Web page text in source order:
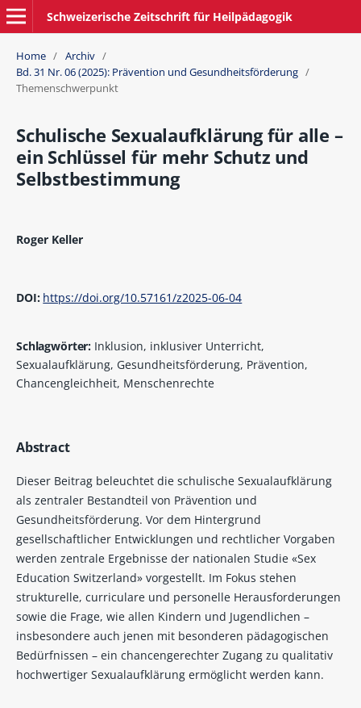
Schweizerische Zeitschrift für Heilpädagogik
Home / Archiv /
Bd. 31 Nr. 06 (2025): Prävention und Gesundheitsförderung /
Themenschwerpunkt
Schulische Sexualaufklärung für alle –
ein Schlüssel für mehr Schutz und
Selbstbestimmung
Roger Keller
DOI: https://doi.org/10.57161/z2025-06-04
Schlagwörter: Inklusion, inklusiver Unterricht,
Sexualaufklärung, Gesundheitsförderung, Prävention,
Chancengleichheit, Menschenrechte
Abstract
Dieser Beitrag beleuchtet die schulische Sexualaufklärung
als zentraler Bestandteil von Prävention und
Gesundheitsförderung. Vor dem Hintergrund
gesellschaftlicher Entwicklungen und rechtlicher Vorgaben
werden zentrale Ergebnisse der nationalen Stu­die «Sex
Education Switzerland» vorgestellt. Im Fokus stehen
strukturelle, curriculare und personelle Herausforderungen
sowie die Frage, wie allen Kindern und Jugendlichen –
insbesondere auch jenen mit besonderen pädagogischen
Bedürfnissen – ein chancengerechter Zugang zu qualitativ
hochwertiger Sexualaufklärung ermöglicht werden kann.